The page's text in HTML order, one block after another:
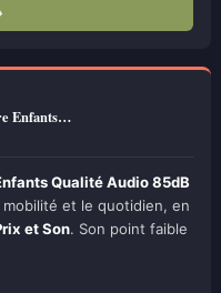
Enfants…
Qualité Audio 85dB
et le quotidien, en
et Son. Son point faible